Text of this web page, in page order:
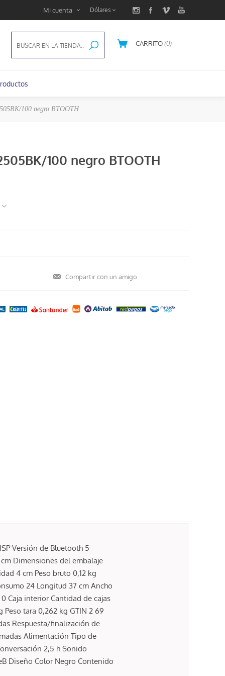
Mi cuenta
CARRITO (0)
100 negro BTOOTH
100 negro BTOOTH
Versión de Bluetooth 5
Dimensiones del embalaje
4 cm Peso bruto 0,12 kg
24 Longitud 37 cm Ancho
Caja interior Cantidad de cajas
Peso tara 0,262 kg GTIN 2 69
Respuesta/finalización de
Alimentación Tipo de
2,5 h Sonido
Diseño Color Negro Contenido